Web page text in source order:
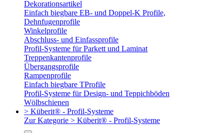
Dekorationsartikel
Einfach biegbare EB- und Doppel-K Profile,
Dehnfugenprofile
Winkelprofile
Abschluss- und Einfassprofile
Profil-Systeme für Parkett und Laminat
Treppenkantenprofile
Übergangsprofile
Rampenprofile
Einfach biegbare TProfile
Profil-Systeme für Design- und Teppichböden
Wölbschienen
> Küberit® - Profil-Systeme
Zur Kategorie > Küberit® - Profil-Systeme